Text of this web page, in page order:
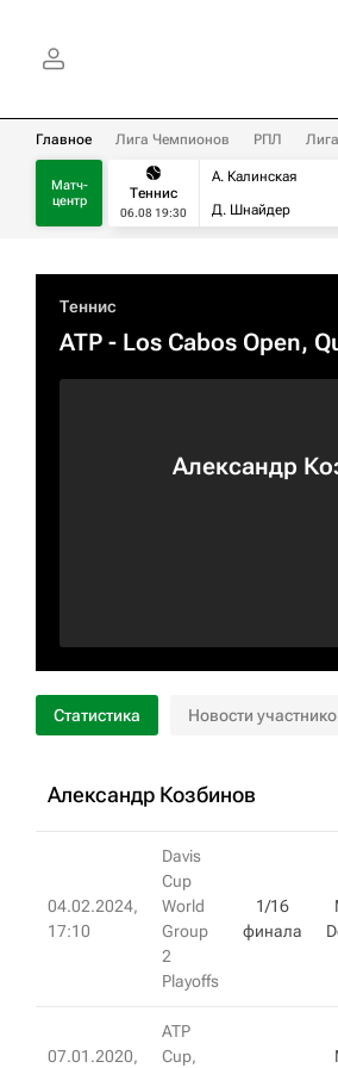
Главное Лига Чемпионов РПЛ
Матч-
центр
Теннис
06.08 19:30
А. Калинская
Д. Шнайдер
Теннис
ATP - Los Cabos Open,
Александр
Статистика Новости
Александр Козбинов
04.02.2024,
17:10
Davis
Cup
World
Group
2
Playoffs
1/16
финала
07.01.2020,
ATP
Cup,